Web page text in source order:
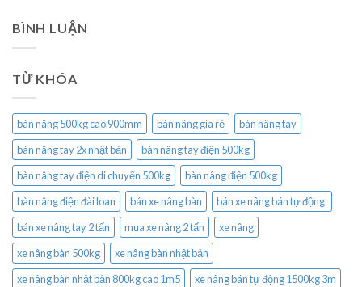
BÌNH LUẬN
TỪ KHÓA
bàn nâng 500kg cao 900mm bàn nâng gía rẻ
bàn nâng tay
bàn nâng tay 2x nhật bản
bàn nâng tay điện 500kg
bàn nâng tay điện di chuyển 500kg
bàn nâng điện 500kg
bàn nâng điện đài loan
bán xe nâng bàn
bán xe nâng bán tự động.
bán xe nâng tay 2 tấn
mua xe nâng 2 tấn
xe nâng
xe nâng bàn 500kg
xe nâng bàn nhật bản
xe nâng bàn nhật bản 800kg cao 1m5
xe nâng bán tự động 1500kg 3m